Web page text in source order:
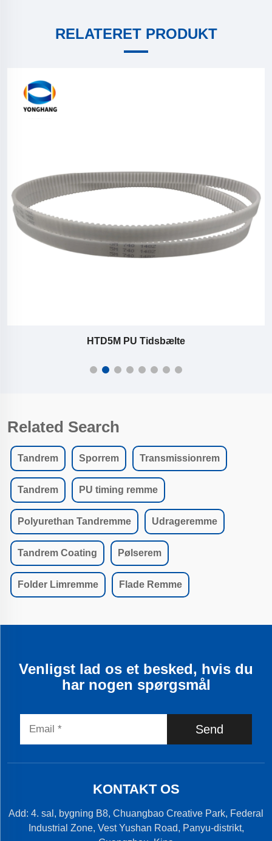
RELATERET PRODUKT
HTD5M PU Tidsbælte
Related Search
Tandrem Sporrem Transmissionrem
Tandrem PU timing remme
Polyurethan Tandremme Udrageremme
Tandrem Coating Pølserem
Folder Limremme Flade Remme
Venligst lad os et besked, hvis du
har nogen spørgsmål
Send
KONTAKT OS
Add: 4. sal, bygning B8, Chuangbao Creative Park, Federal
Industrial Zone, Vest Yushan Road, Panyu-distrikt,